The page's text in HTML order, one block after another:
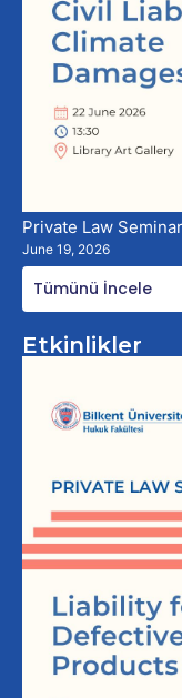
Private Law
June 19, 2026
Tümünü İncele
Etkinlikler